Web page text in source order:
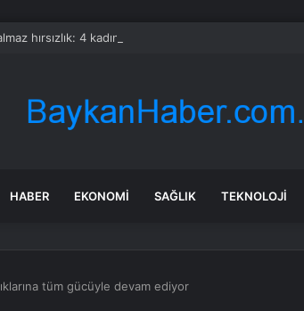
hırsızlık: 4 kadın 100 kiloluk buzdolabını böyle çaldı
HABER EKONOMI SAĞLIK TEKNOLOJI
tüm gücüyle devam ediyor